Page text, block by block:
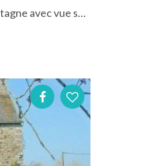
Gîte du 17ème à Jugon-les-Lacs - Côtes d'Armor - Bretagne avec vue sur la plaine jugonnaise